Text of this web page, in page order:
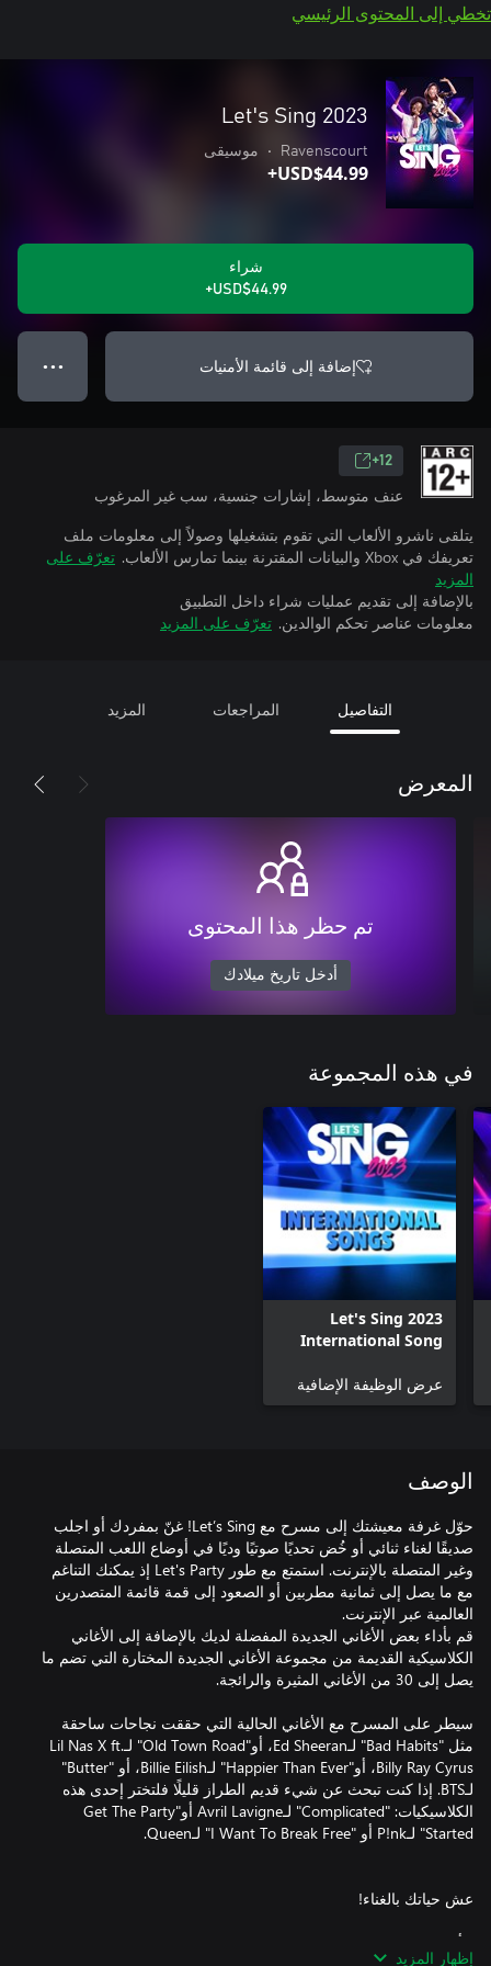
تخطي إلى المحتوى الرئيسي
Let's Sing 2023
Ravenscourt
• موسيقى
USD$44.99+
شراء
USD$44.99+
إضافة إلى قائمة الأمنيات ● ● ●
12+
عنف متوسط، إشارات جنسية، سب غير المرغوب
يتلقى ناشرو الألعاب التي تقوم بتشغيلها وصولاً إلى معلومات ملف
تعريفك في Xbox والبيانات المقترنة بينما تمارس الألعاب.
تعرّف على
المزيد
بالإضافة إلى تقديم عمليات شراء داخل التطبيق
معلومات عناصر تحكم الوالدين. تعرّف على المزيد
التفاصيل المراجعات المزيد
المعرض
تم حظر هذا المحتوى
أدخل تاريخ ميلادك
في هذه المجموعة
Let's Sing 2023
International Song
عرض الوظيفة الإضافية
الوصف
حوّل غرفة معيشتك إلى مسرح مع Let’s Sing! غنّ بمفردك أو اجلب
صديقًا لغناء ثنائي أو خُض تحديًا صوتيًا وديًا في أوضاع اللعب المتصلة
وغير المتصلة بالإنترنت. استمتع مع طور Let's Party إذ يمكنك التناغم
مع ما يصل إلى ثمانية مطربين أو الصعود إلى قمة قائمة المتصدرين
قم بأداء بعض الأغاني الجديدة المفضلة لديك بالإضافة إلى الأغاني
الكلاسيكية القديمة من مجموعة الأغاني الجديدة المختارة التي تضم ما
سيطر على المسرح مع الأغاني الحالية التي حققت نجاحات ساحقة
مثل "Bad Habits" لـEd Sheeran، أو"Old Town Road" لـLil Nas X ft.
Billy Ray Cyrus، أو"Happier Than Ever" لـBillie Eilish، أو "Butter"
لـBTS. إذا كنت تبحث عن شيء قديم الطراز قليلًا فلتختر إحدى هذه
الكلاسيكيات: "Complicated" لـAvril Lavigne أو"Get The Party
إظهار المزيد